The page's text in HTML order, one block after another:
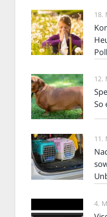
18.
12.
So
11.
4.